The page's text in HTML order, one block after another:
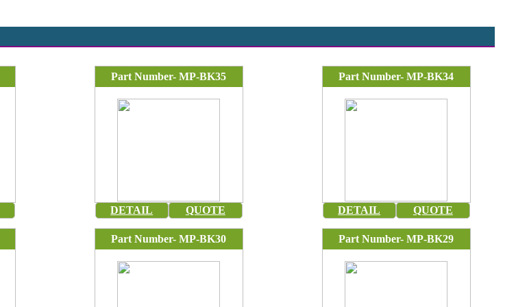
Part Number- MP-BK35
DETAIL QUOTE
Part Number- MP-BK34
DETAIL QUOTE
Part Number- MP-BK30 Part Number- MP-BK29